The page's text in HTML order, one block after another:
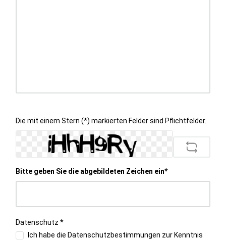
Die mit einem Stern (*) markierten Felder sind Pflichtfelder.
Bitte geben Sie die abgebildeten Zeichen ein*
Datenschutz *
Ich habe die Datenschutzbestimmungen zur Kenntnis